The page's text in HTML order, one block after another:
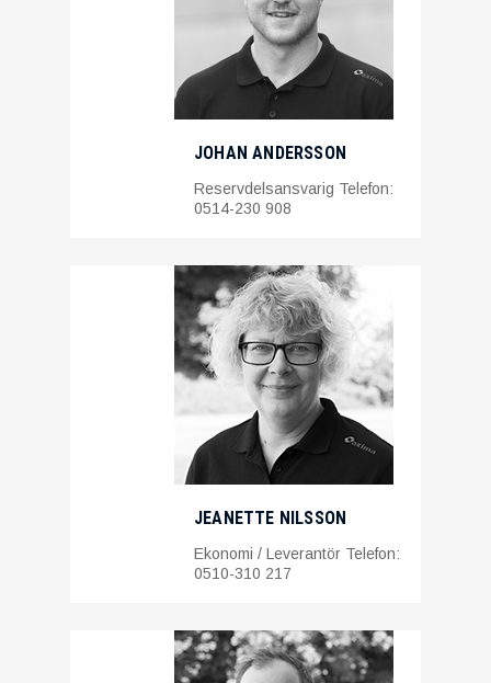
JOHAN ANDERSSON
Reservdelsansvarig Telefon:
0514-230 908
JEANETTE NILSSON
Ekonomi / Leverantör Telefon:
0510-310 217